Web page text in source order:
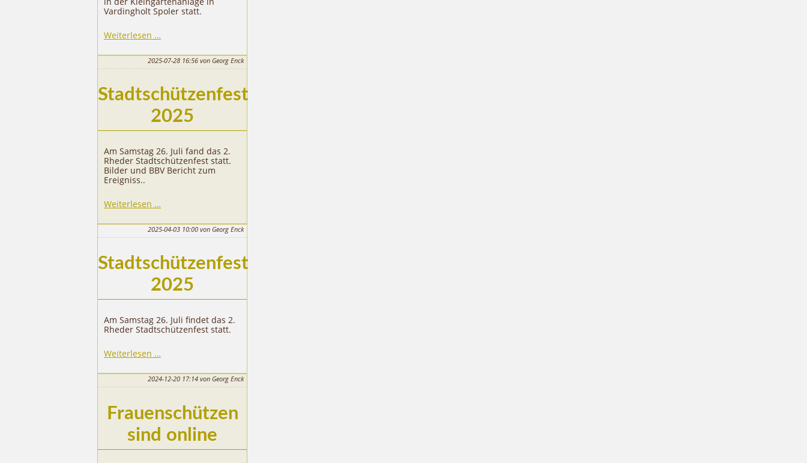
Vardingholt Spoler statt.
Weiterlesen …
Schützengipfel
2025-07-28 16:56 von Georg Enck
Stadtschützenfest
2025
Am Samstag 26. Juli fand das 2.
Rheder Stadtschützenfest statt.
Bilder und BBV Bericht zum
Ereigniss..
Weiterlesen …
2025-04-03 10:00 von Georg Enck
Stadtschützenfest
2025
Am Samstag 26. Juli findet das 2.
Rheder Stadtschützenfest statt.
Weiterlesen …
2024-12-20 17:14 von Georg Enck
Frauenschützen
sind online